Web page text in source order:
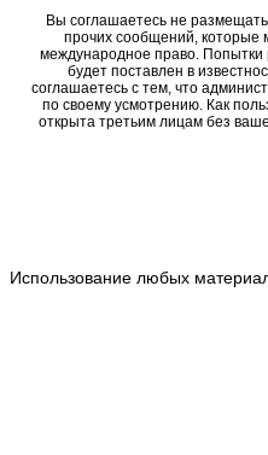
Вы соглашаетесь не
прочих сообщений, которые
международное право.
будет поставлен в
соглашаетесь с тем, что
по своему усмотрению. Как
открыта третьим лицам без
Использование любых